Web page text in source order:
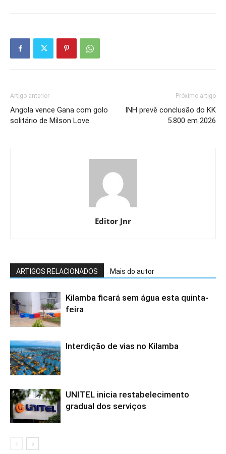
Artigo anterior
Angola vence Gana com golo
solitário de Milson Love
Próximo artigo
INH prevê conclusão do KK
5.800 em 2026
Editor Jnr
ARTIGOS RELACIONADOS Mais do autor
Kilamba ficará sem água esta quinta-
feira
Interdição de vias no Kilamba
UNITEL inicia restabelecimento
gradual dos serviços